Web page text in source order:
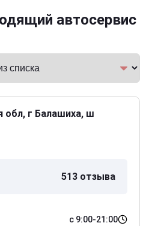
автосервис
обл, г Балашиха, ш
513 отзыва
с 9:00-21:00